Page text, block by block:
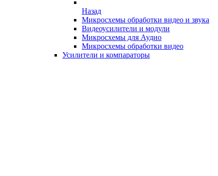
Назад
Микросхемы обработки видео и звука
Видеоусилители и модули
Микросхемы для Аудио
Микросхемы обработки видео
Усилители и компараторы